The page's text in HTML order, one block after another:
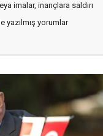
imalar, inançlara saldırı
yazılmış yorumlar